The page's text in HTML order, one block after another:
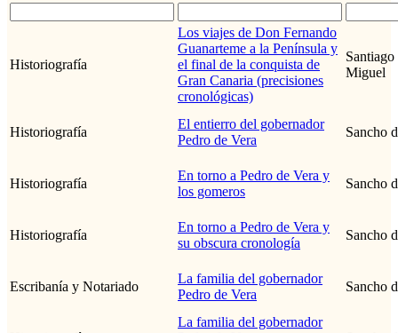
Historiografía
Los viajes de Don Fernando
Guanarteme a la Península y
el final de la conquista de
Gran Canaria (precisiones
cronológicas)
Miguel
Historiografía
El entierro del gobernador
Pedro de Vera
Sancho
Historiografía
En torno a Pedro de Vera y
los gomeros
Sancho
Historiografía
En torno a Pedro de Vera y
su obscura cronología
Sancho
Escribanía y Notariado
La familia del gobernador
Pedro de Vera
Sancho
La familia del gobernador